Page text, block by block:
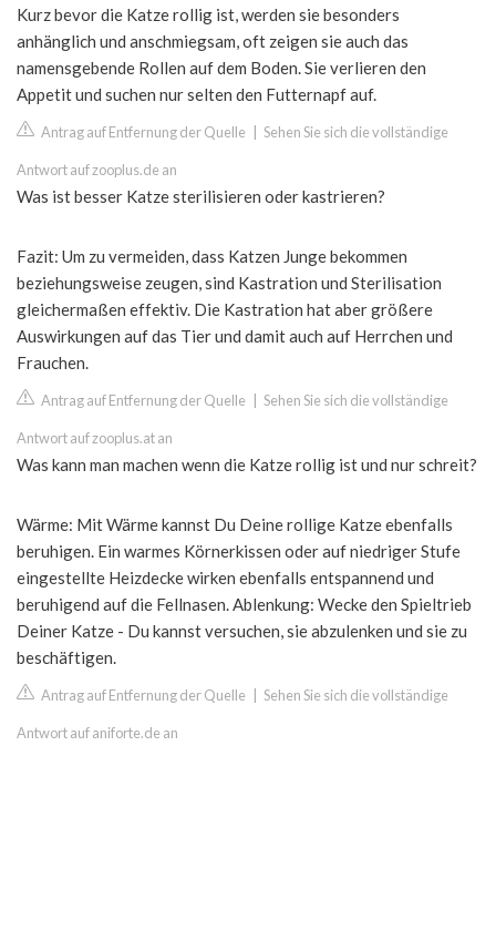
Kurz bevor die Katze rollig ist, werden sie besonders
anhänglich und anschmiegsam, oft zeigen sie auch das
namensgebende Rollen auf dem Boden. Sie verlieren den
Appetit und suchen nur selten den Futternapf auf.
Antrag auf Entfernung der Quelle Sehen Sie sich die vollständige
Antwort auf zooplus.de an
Was ist besser Katze sterilisieren oder kastrieren?
Fazit: Um zu vermeiden, dass Katzen Junge bekommen
beziehungsweise zeugen, sind Kastration und Sterilisation
gleichermaßen effektiv. Die Kastration hat aber größere
Auswirkungen auf das Tier und damit auch auf Herrchen und
Frauchen.
Antrag auf Entfernung der Quelle Sehen Sie sich die vollständige
Antwort auf zooplus.at an
Was kann man machen wenn die Katze rollig ist und nur schreit?
Wärme: Mit Wärme kannst Du Deine rollige Katze ebenfalls
beruhigen. Ein warmes Körnerkissen oder auf niedriger Stufe
eingestellte Heizdecke wirken ebenfalls entspannend und
beruhigend auf die Fellnasen. Ablenkung: Wecke den Spieltrieb
Deiner Katze - Du kannst versuchen, sie abzulenken und sie zu
beschäftigen.
Antrag auf Entfernung der Quelle Sehen Sie sich die vollständige
Antwort auf aniforte.de an